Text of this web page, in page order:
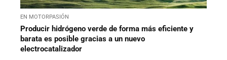
EN MOTORPASIÓN
Producir hidrógeno verde de forma más eficiente y
barata es posible gracias a un nuevo
electrocatalizador